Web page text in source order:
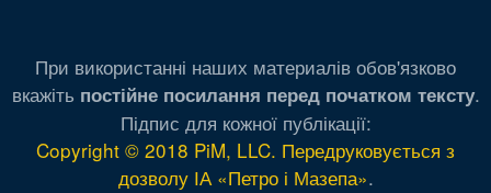
При використанні наших материалів обов'язково
вкажіть постійне посилання перед початком тексту.
Підпис для кожної публікації:
Copyright © 2018 PiM, LLC. Передруковується з
дозволу ІА «Петро і Мазепа».